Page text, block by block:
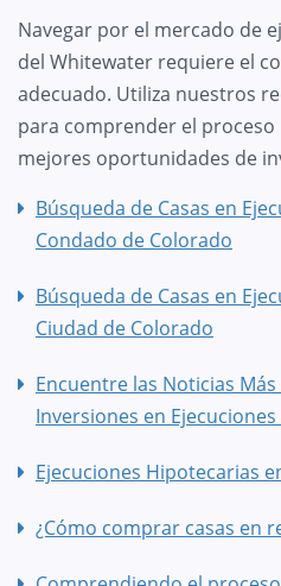
Navegar por el mercado de
del Whitewater requiere el
adecuado. Utiliza nuestros
para comprender el proceso
mejores oportunidades de
Búsqueda de Casas en
Condado de Colorado
Búsqueda de Casas en
Ciudad de Colorado
Encuentre las Noticias
Inversiones en
Ejecuciones Hipotecarias
¿Cómo comprar casas en